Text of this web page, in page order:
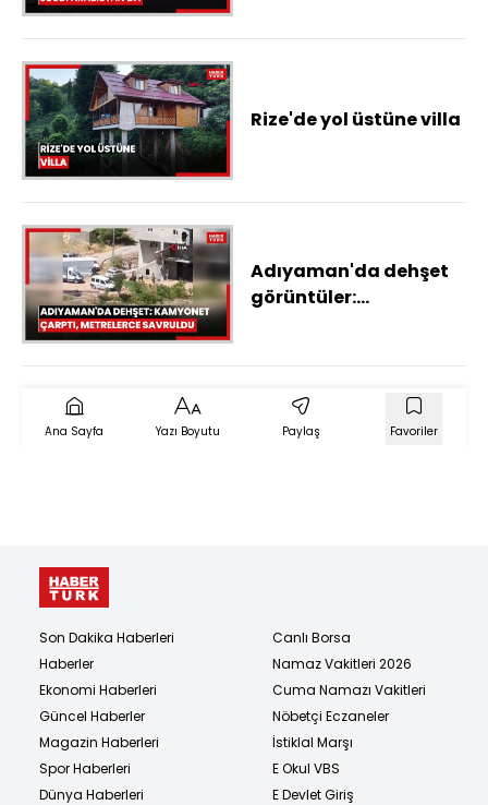
Rize'de yol üstüne villa
Adıyaman'da dehşet
görüntüler:
fırlattı
Ana Sayfa Yazı Boyutu Paylaş Favoriler
Son Dakika Haberleri
Haberler
Ekonomi Haberleri
Güncel Haberler
Magazin Haberleri
Spor Haberleri
Dünya Haberleri
Canlı Borsa
Namaz Vakitleri 2026
Cuma Namazı Vakitleri
Nöbetçi Eczaneler
İstiklal Marşı
E Okul VBS
E Devlet Giriş